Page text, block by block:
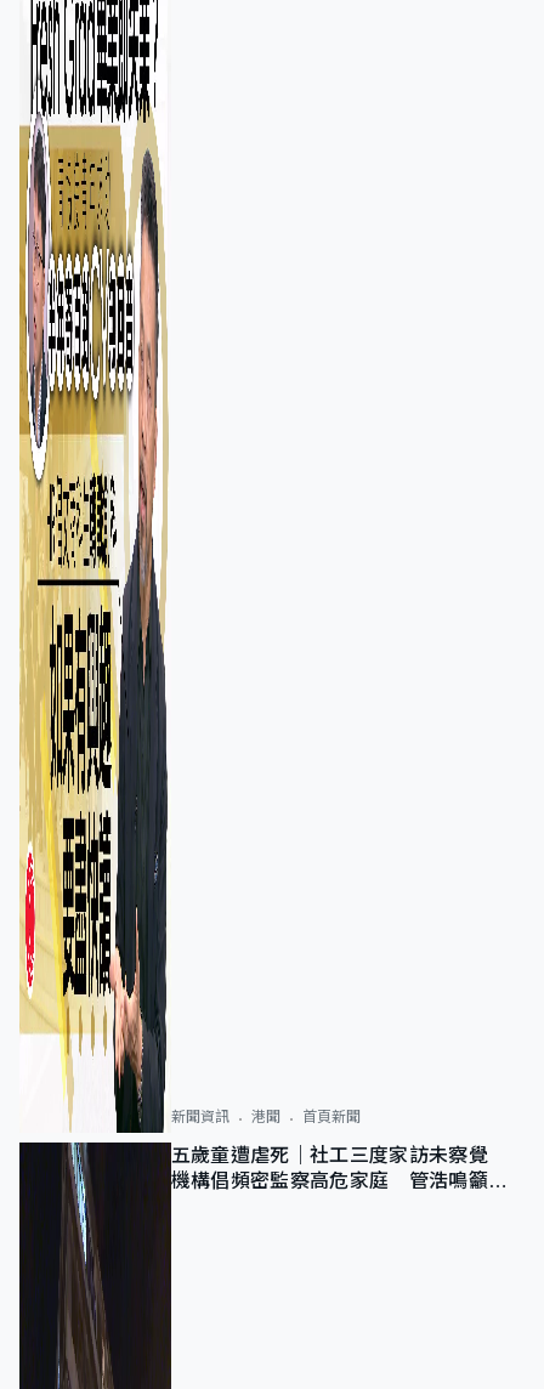
新聞資訊 港聞 首頁新聞
五歲童遭虐死｜社工三度家訪未察覺
機構倡頻密監察高危家庭 管浩鳴籲加